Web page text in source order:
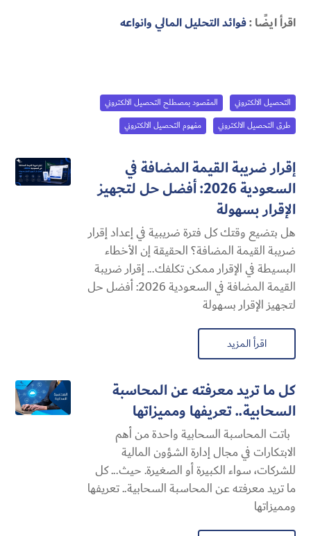
اقرأ ايضًا :فوائد التحليل المالي وانواعه
التحصيل الالكتروني
المقصود بمصطلح التحصيل الالكتروني
طرق التحصيل الالكتروني
مفهوم التحصيل الالكتروني
إقرار ضريبة القيمة المضافة في
السعودية 2026: أفضل حل لتجهيز
الإقرار بسهولة
هل بتضيع وقتك كل فترة ضريبية في إعداد إقرار
ضريبة القيمة المضافة؟ الحقيقة إن الأخطاء
البسيطة في الإقرار ممكن تكلفك... إقرار ضريبة
القيمة المضافة في السعودية 2026: أفضل حل
لتجهيز الإقرار بسهولة
اقرأ المزيد
كل ما تريد معرفته عن المحاسبة
السحابية​.. تعريفها ومميزاتها
باتت المحاسبة السحابية​ واحدة من أهم
الابتكارات في مجال إدارة الشؤون المالية
للشركات، سواء الكبيرة أو الصغيرة. حيث... كل
ما تريد معرفته عن المحاسبة السحابية​.. تعريفها
ومميزاتها